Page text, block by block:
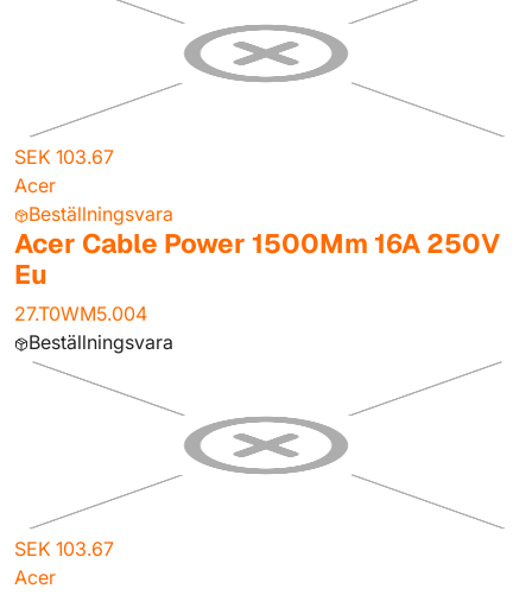
SEK 103.67
Acer
Beställningsvara
Acer Cable Power 1500Mm 16A 250V
Eu
27.T0WM5.004
Beställningsvara
SEK 103.67
Acer